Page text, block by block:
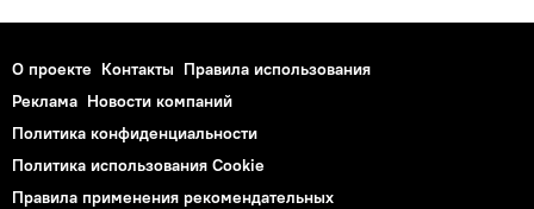
О проекте Контакты Правила использования
Реклама Новости компаний
Политика конфиденциальности
Политика использования Cookie
Правила применения рекомендательных